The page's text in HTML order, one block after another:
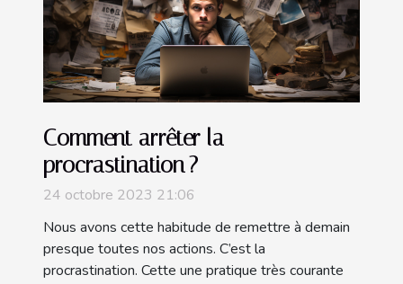
Comment arrêter la
procrastination ?
24 octobre 2023 21:06
Nous avons cette habitude de remettre à demain
presque toutes nos actions. C’est la
procrastination. Cette une pratique très courante